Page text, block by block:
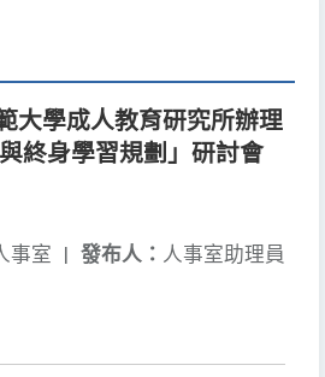
大學成人教育研究所辦理
終身學習規劃」研討會
發布人： 人事室助理員
事室 |